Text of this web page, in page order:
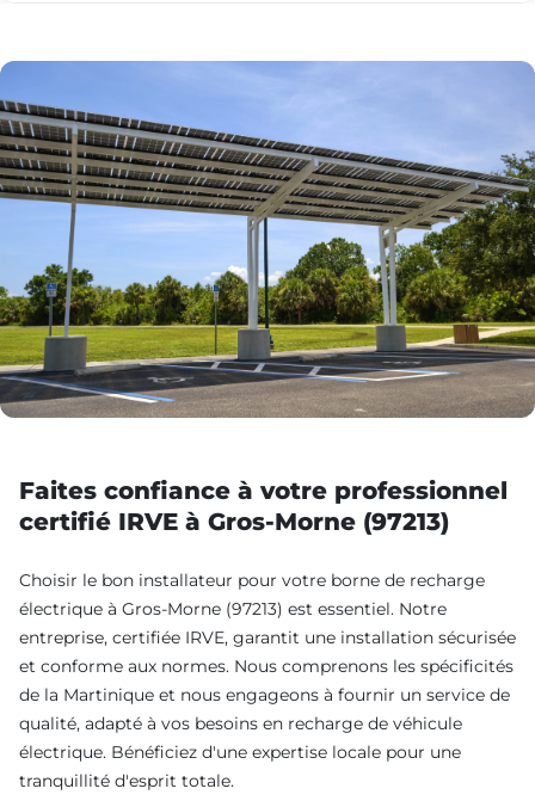
Faites confiance à votre professionnel
certifié IRVE à Gros-Morne (97213)
Choisir le bon installateur pour votre borne de recharge
électrique à Gros-Morne (97213) est essentiel. Notre
entreprise, certifiée IRVE, garantit une installation sécurisée
et conforme aux normes. Nous comprenons les spécificités
de la Martinique et nous engageons à fournir un service de
qualité, adapté à vos besoins en recharge de véhicule
électrique. Bénéficiez d'une expertise locale pour une
tranquillité d'esprit totale.